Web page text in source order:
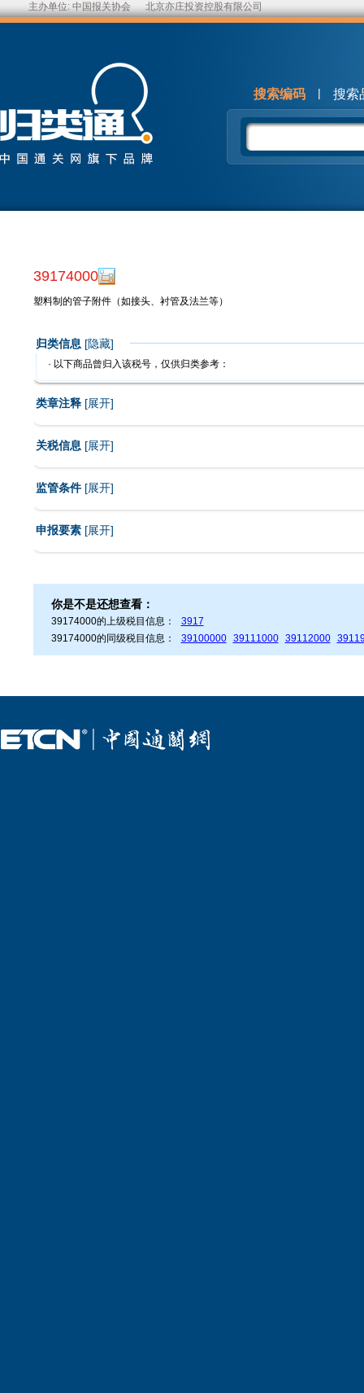
主办单位: 中国报关协会 北京亦庄投资控股有限公司
搜索编码 | 搜索
39174000
塑料制的管子附件（如接头、衬管及法兰等）
归类信息 [隐藏]
· 以下商品曾归入该税号，仅供归类参考：
类章注释[展开]
关税信息 [展开]
监管条件[展开]
申报要素[展开]
你是不是还想查看：
39174000的上级税目信息：
3917
39174000的同级税目信息：
39100000 39111000 39112000